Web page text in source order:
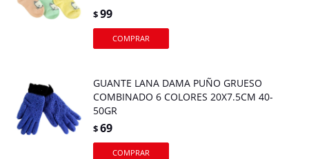
$99
GUANTE LANA DAMA PUÑO GRUESO
COMBINADO 6 COLORES 20X7.5CM 40-
50GR
$69